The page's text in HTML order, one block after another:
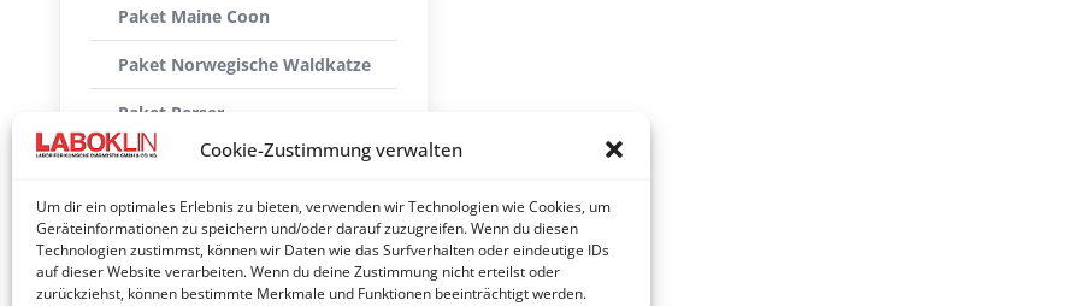
Cookie-Zustimmung verwalten
Um dir ein optimales Erlebnis zu bieten, verwenden wir Technologien wie Cookies, um
Geräteinformationen zu speichern und/oder darauf zuzugreifen. Wenn du diesen
Technologien zustimmst, können wir Daten wie das Surfverhalten oder eindeutige IDs
auf dieser Website verarbeiten. Wenn du deine Zustimmung nicht erteilst oder
zurückziehst, können bestimmte Merkmale und Funktionen beeinträchtigt werden.
Paket Maine Coon
Paket Norwegische Waldkatze
Paket Perser
Paket Ragdoll
Paket Siam/Oriental
Paket Sphynx